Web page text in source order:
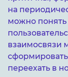
на
можно понять
взаимосвязи
переехать в